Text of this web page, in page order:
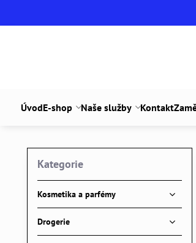
ÚvodE-shop Naše služby Kontakt
Kategorie
Kosmetika a parfémy
Drogerie